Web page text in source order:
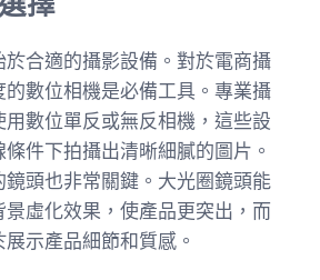
合適的攝影設備。對於電商攝
數位相機是必備工具。專業攝
數位單反或無反相機，這些設
件下拍攝出清晰細膩的圖片。
鏡頭也非常關鍵。大光圈鏡頭能
虛化效果，使產品更突出，而
示產品細節和質感。